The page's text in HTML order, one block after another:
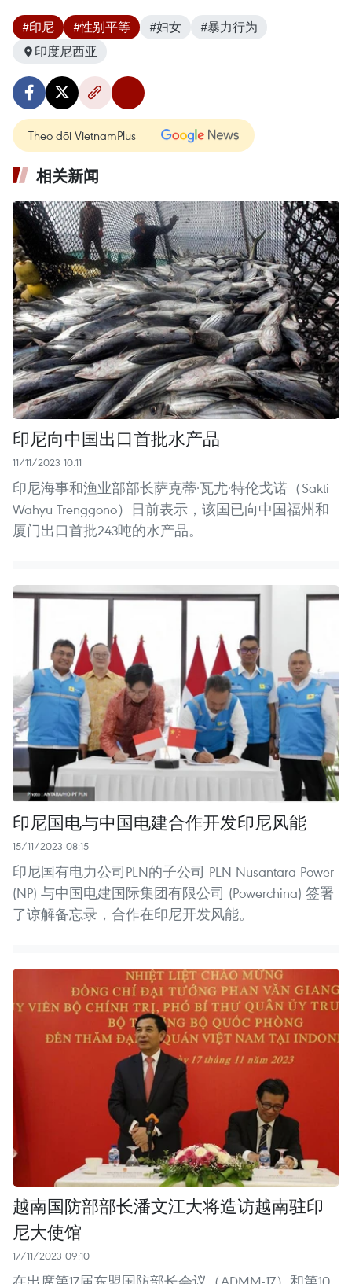
#印尼 #性别平等 #妇女
#暴力行为
印度尼西亚
Theo dõi VietnamPlus
相关新闻
印尼向中国出口首批水产品
11/11/2023 10:11
印尼海事和渔业部部长萨克蒂·瓦尤·特伦戈诺（Sakti
Wahyu Trenggono）日前表示，该国已向中国福州和
厦门出口首批243吨的水产品。
印尼国电与中国电建合作开发印尼风能
15/11/2023 08:15
印尼国有电力公司PLN的子公司 PLN Nusantara Power
(NP) 与中国电建国际集团有限公司 (Powerchina) 签署
了谅解备忘录，合作在印尼开发风能。
越南国防部部长潘文江大将造访越南驻印
尼大使馆
17/11/2023 09:10